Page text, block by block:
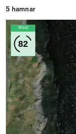
5 hamnar
Wind
82